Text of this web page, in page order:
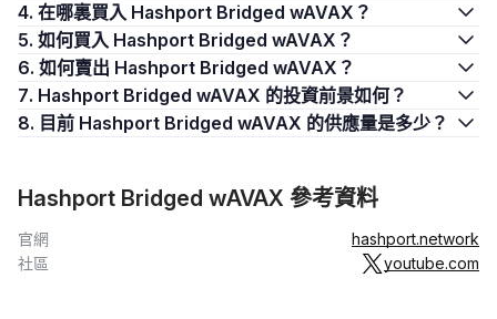
4. 在哪裏買入 Hashport Bridged wAVAX？
5. 如何買入 Hashport Bridged wAVAX？
6. 如何賣出 Hashport Bridged wAVAX？
7. Hashport Bridged wAVAX 的投資前景如何？
8. 目前 Hashport Bridged wAVAX 的供應量是多少？
Hashport Bridged wAVAX 參考資料
官網
hashport.network
社區
youtube.com